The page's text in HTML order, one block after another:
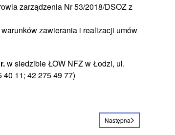
zarządzenia Nr 53/2018/DSOZ z
zawierania i realizacji umów
w siedzibie ŁOW NFZ w Łodzi, ul.
40 11; 42 275 49 77)
Następna